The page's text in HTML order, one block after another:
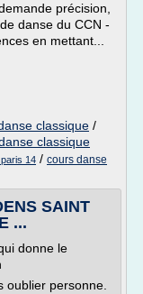
précision,
danse du CCN -
en mettant...
classique /
classique
14 / cours danse
SAINT
...
donne le
oublier personne.